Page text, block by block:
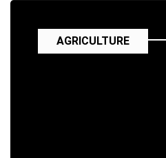
AGRICULTURE